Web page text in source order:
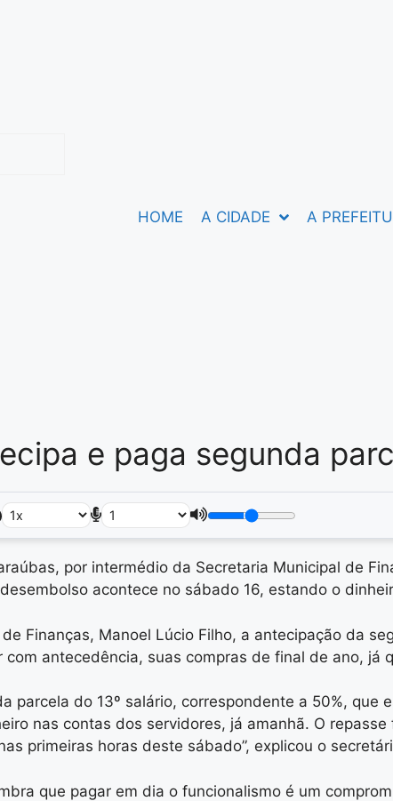
HOME
A CIDADE A
e paga segunda
por intermédio da Secretaria Municipal de
acontece no sábado 16, estando o
Finanças, Manoel Lúcio Filho, a antecipação da
com antecedência, suas compras de final de ano,
parcela do 13º salário, correspondente a 50%,
nas contas dos servidores, já amanhã. O
primeiras horas deste sábado”, explicou o
que pagar em dia o funcionalismo é um